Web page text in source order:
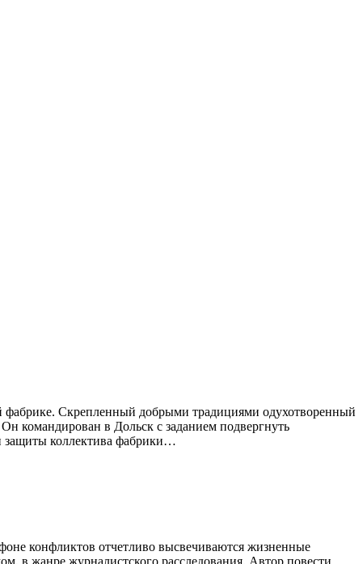
фабрике. Скрепленный добрыми традициями одухотворенный
командирован в Дольск с заданием подвергнуть
защиты коллектива фабрики…
конфликтов отчетливо высвечиваются жизненные
в жанре журналистского расследования. Автор повести